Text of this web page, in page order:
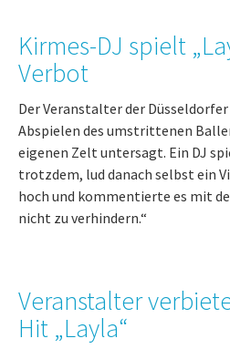
Kirmes-DJ spielt
Verbot
Der Veranstalter der
Abspielen des umstrittenen
eigenen Zelt untersagt. Ein DJ
trotzdem, lud danach selbst ein
hoch und kommentierte es mit
nicht zu verhindern.“
Veranstalter
Hit „Layla“